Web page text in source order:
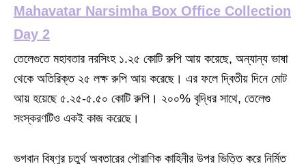
Mahavatar Narsimha Box Office Collection
Day 2
তেলেগুতে মহাবতার নরসিংহ ১.২৫ কোটি রুপি আয় করেছে, অন্যান্য ভাষা
থেকে অতিরিক্ত ২৫ লক্ষ রুপি আয় করেছে। এর ফলে দ্বিতীয় দিনে মোট
আয় হয়েছে ৫.২৫-৫.৫০ কোটি রুপি। ২০০% বৃদ্ধির সাথে, তেলেগু
সংস্করণটিও একই কাজ করেছে।
ভগবান বিষ্ণুর চতুর্থ অবতারের পৌরাণিক কাহিনীর উপর ভিত্তি করে নির্মিত